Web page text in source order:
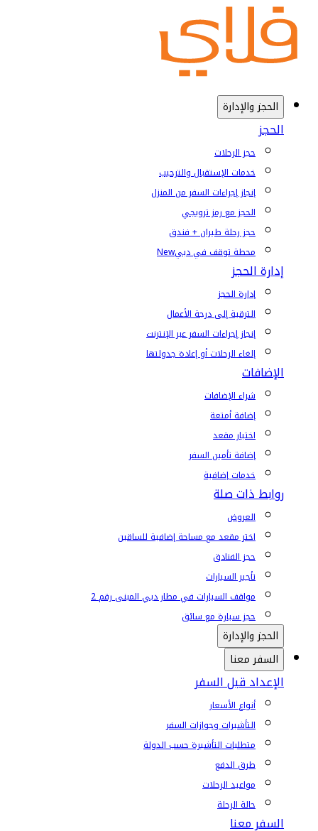
الحجز والإدارة
الحجز
حجز الرحلات
خدمات الإستقبال والترحيب
إنجاز إجراءات السفر من المنزل
الحجز مع رمز ترويجي
حجز رحلة طيران + فندق
محطة توقف في دبيNew
إدارة الحجز
إدارة الحجز
الترقية إلى درجة الأعمال
إنجاز إجراءات السفر عبر الإنترنت
إلغاء الرحلات أو إعادة جدولتها
الإضافات
شراء الإضافات
إضافة أمتعة
اختيار مقعد
إضافة تأمين السفر
خدمات إضافية
روابط ذات صلة
العروض
اختر مقعد مع مساحة إضافية للساقين
حجز الفنادق
تأجير السيارات
مواقف السيارات في مطار دبي المبنى رقم 2
حجز سيارة مع سائق
الحجز والإدارة
السفر معنا
الإعداد قبل السفر
أنواع الأسعار
التأشيرات وجوازات السفر
متطلبات التأشيرة حسب الدولة
طرق الدفع
مواعيد الرحلات
حالة الرحلة
السفر معنا